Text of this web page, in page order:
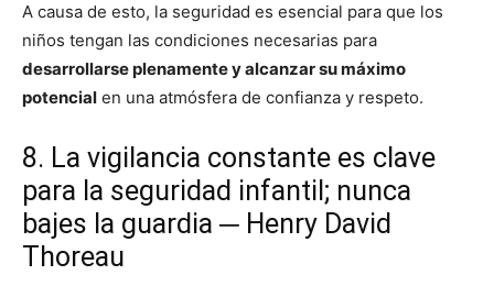
A causa de esto, la seguridad es esencial para que los
niños tengan las condiciones necesarias para
desarrollarse plenamente y alcanzar su máximo
potencial en una atmósfera de confianza y respeto.
8. La vigilancia constante es clave
para la seguridad infantil; nunca
bajes la guardia ─ Henry David
Thoreau